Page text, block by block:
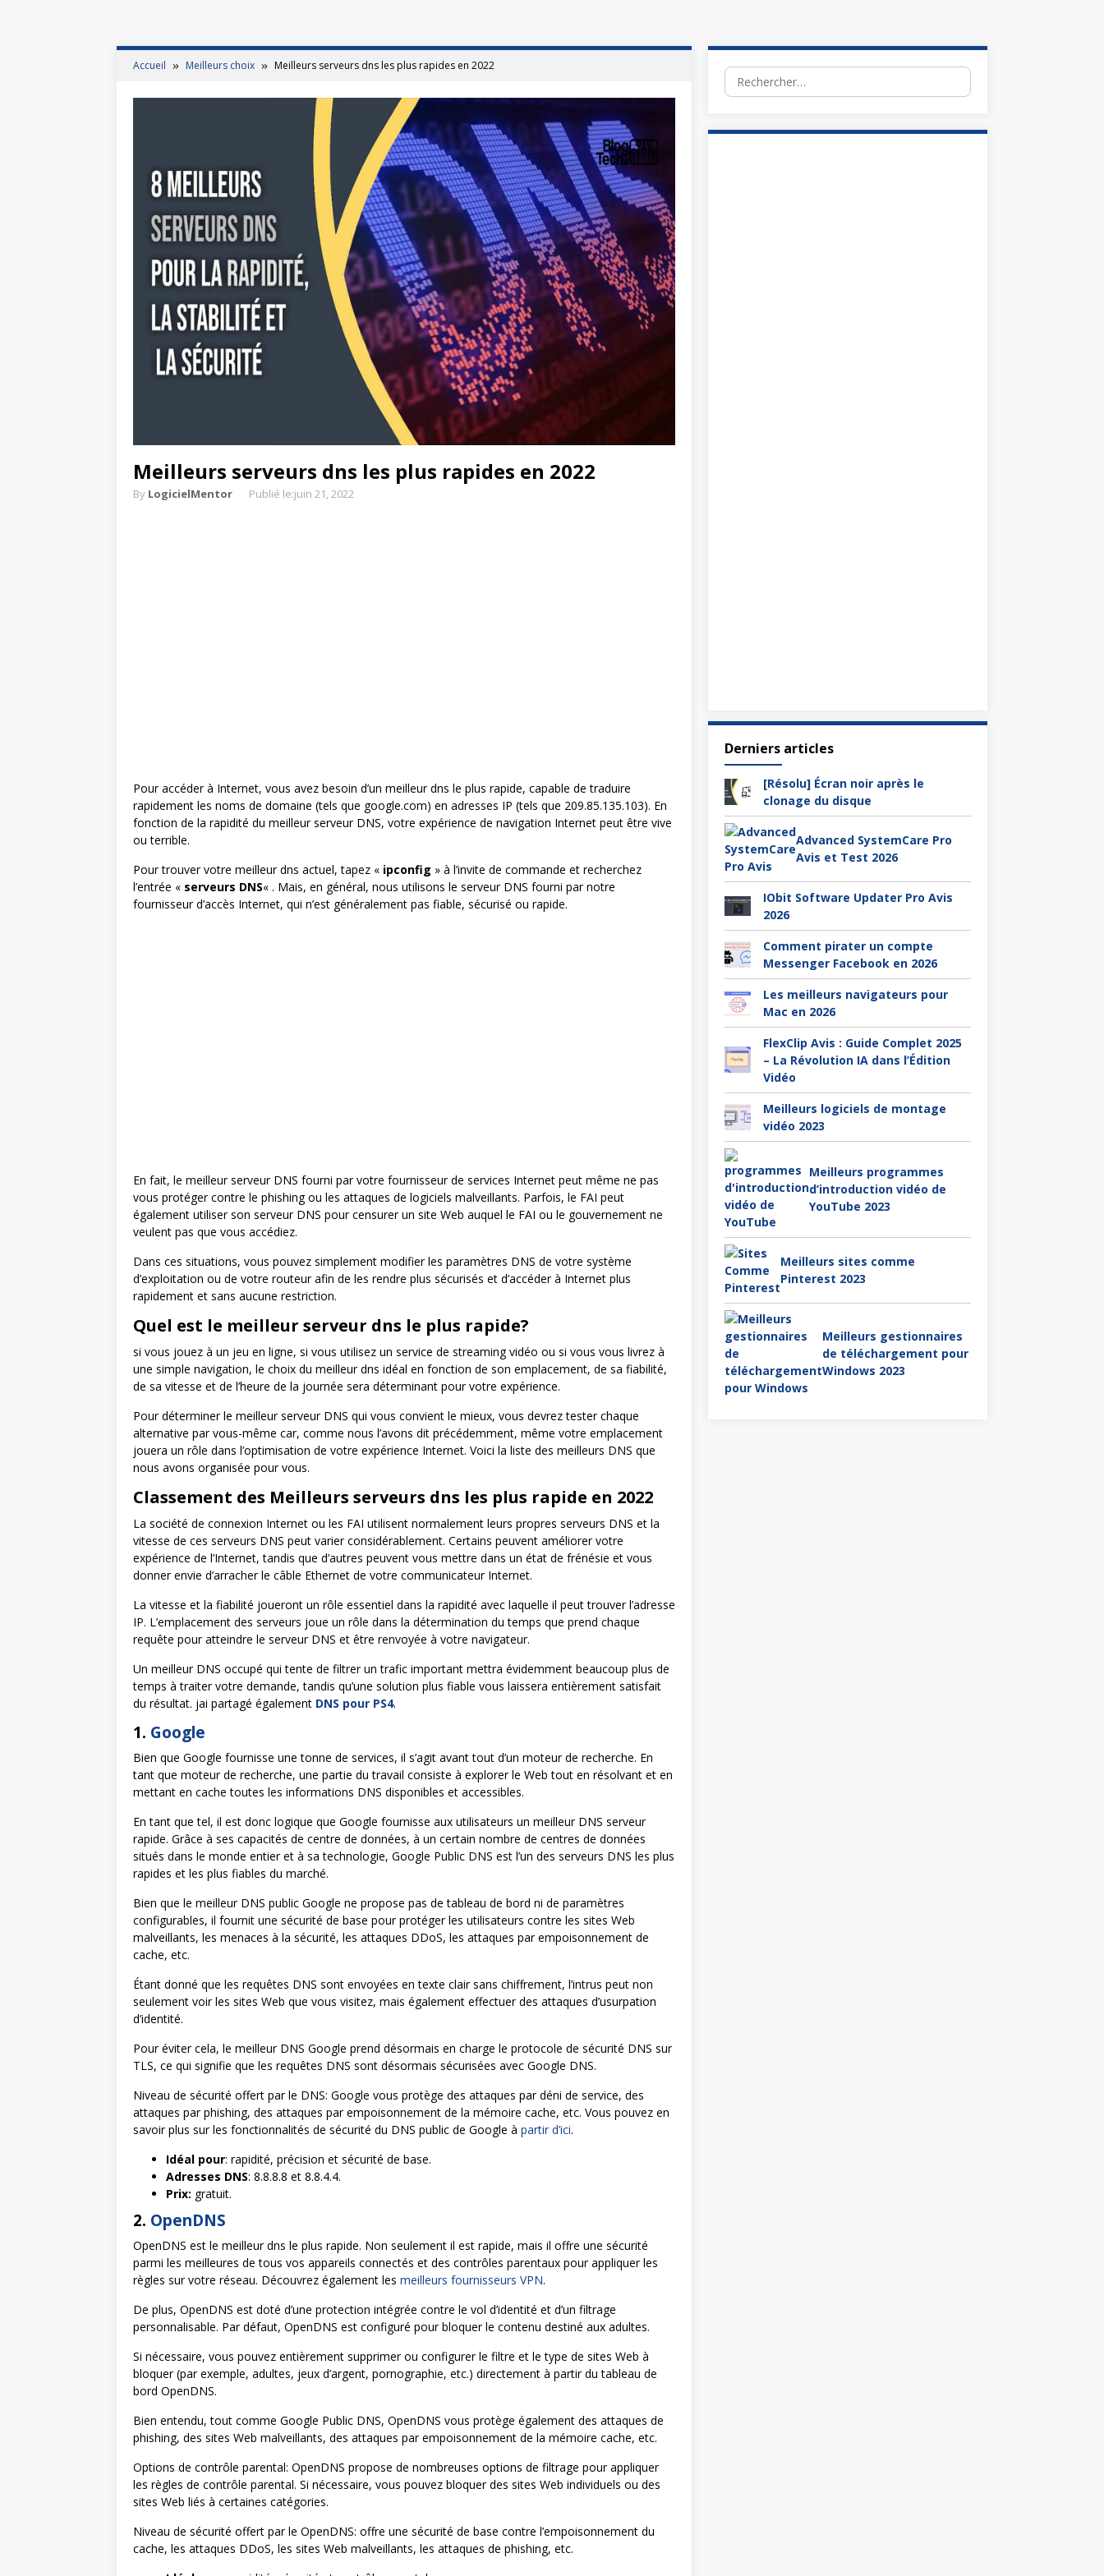
Accueil Meilleurs choix Meilleurs serveurs dns les plus rapides en 2022
Meilleurs serveurs dns les plus rapides en 2022
By LogicielMentor Publié le:juin 21, 2022
Pour accéder à Internet, vous avez besoin d’un meilleur dns le plus rapide, capable de traduire
rapidement les noms de domaine (tels que google.com) en adresses IP (tels que 209.85.135.103). En
fonction de la rapidité du meilleur serveur DNS, votre expérience de navigation Internet peut être vive
ou terrible.
Pour trouver votre meilleur dns actuel, tapez « ipconfig » à l’invite de commande et recherchez
l’entrée « serveurs DNS« . Mais, en général, nous utilisons le serveur DNS fourni par notre
fournisseur d’accès Internet, qui n’est généralement pas fiable, sécurisé ou rapide.
En fait, le meilleur serveur DNS fourni par votre fournisseur de services Internet peut même ne pas
vous protéger contre le phishing ou les attaques de logiciels malveillants. Parfois, le FAI peut
également utiliser son serveur DNS pour censurer un site Web auquel le FAI ou le gouvernement ne
veulent pas que vous accédiez.
Dans ces situations, vous pouvez simplement modifier les paramètres DNS de votre système
d’exploitation ou de votre routeur afin de les rendre plus sécurisés et d’accéder à Internet plus
rapidement et sans aucune restriction.
Quel est le meilleur serveur dns le plus rapide?
si vous jouez à un jeu en ligne, si vous utilisez un service de streaming vidéo ou si vous vous livrez à
une simple navigation, le choix du meilleur dns idéal en fonction de son emplacement, de sa fiabilité,
de sa vitesse et de l’heure de la journée sera déterminant pour votre expérience.
Pour déterminer le meilleur serveur DNS qui vous convient le mieux, vous devrez tester chaque
alternative par vous-même car, comme nous l’avons dit précédemment, même votre emplacement
jouera un rôle dans l’optimisation de votre expérience Internet. Voici la liste des meilleurs DNS que
nous avons organisée pour vous.
Classement des Meilleurs serveurs dns les plus rapide en 2022
La société de connexion Internet ou les FAI utilisent normalement leurs propres serveurs DNS et la
vitesse de ces serveurs DNS peut varier considérablement. Certains peuvent améliorer votre
expérience de l’Internet, tandis que d’autres peuvent vous mettre dans un état de frénésie et vous
donner envie d’arracher le câble Ethernet de votre communicateur Internet.
La vitesse et la fiabilité joueront un rôle essentiel dans la rapidité avec laquelle il peut trouver l’adresse
IP. L’emplacement des serveurs joue un rôle dans la détermination du temps que prend chaque
requête pour atteindre le serveur DNS et être renvoyée à votre navigateur.
Un meilleur DNS occupé qui tente de filtrer un trafic important mettra évidemment beaucoup plus de
temps à traiter votre demande, tandis qu’une solution plus fiable vous laissera entièrement satisfait
du résultat. jai partagé également DNS pour PS4.
1. Google
Bien que Google fournisse une tonne de services, il s’agit avant tout d’un moteur de recherche. En
tant que moteur de recherche, une partie du travail consiste à explorer le Web tout en résolvant et en
mettant en cache toutes les informations DNS disponibles et accessibles.
En tant que tel, il est donc logique que Google fournisse aux utilisateurs un meilleur DNS serveur
rapide. Grâce à ses capacités de centre de données, à un certain nombre de centres de données
situés dans le monde entier et à sa technologie, Google Public DNS est l’un des serveurs DNS les plus
rapides et les plus fiables du marché.
Bien que le meilleur DNS public Google ne propose pas de tableau de bord ni de paramètres
configurables, il fournit une sécurité de base pour protéger les utilisateurs contre les sites Web
malveillants, les menaces à la sécurité, les attaques DDoS, les attaques par empoisonnement de
cache, etc.
Étant donné que les requêtes DNS sont envoyées en texte clair sans chiffrement, l’intrus peut non
seulement voir les sites Web que vous visitez, mais également effectuer des attaques d’usurpation
d’identité.
Pour éviter cela, le meilleur DNS Google prend désormais en charge le protocole de sécurité DNS sur
TLS, ce qui signifie que les requêtes DNS sont désormais sécurisées avec Google DNS.
Niveau de sécurité offert par le DNS: Google vous protège des attaques par déni de service, des
attaques par phishing, des attaques par empoisonnement de la mémoire cache, etc. Vous pouvez en
savoir plus sur les fonctionnalités de sécurité du DNS public de Google à partir d’ici.
Idéal pour: rapidité, précision et sécurité de base.
Adresses DNS: 8.8.8.8 et 8.8.4.4.
Prix: gratuit.
2. OpenDNS
OpenDNS est le meilleur dns le plus rapide. Non seulement il est rapide, mais il offre une sécurité
parmi les meilleures de tous vos appareils connectés et des contrôles parentaux pour appliquer les
règles sur votre réseau. Découvrez également les meilleurs fournisseurs VPN.
De plus, OpenDNS est doté d’une protection intégrée contre le vol d’identité et d’un filtrage
personnalisable. Par défaut, OpenDNS est configuré pour bloquer le contenu destiné aux adultes.
Si nécessaire, vous pouvez entièrement supprimer ou configurer le filtre et le type de sites Web à
bloquer (par exemple, adultes, jeux d’argent, pornographie, etc.) directement à partir du tableau de
bord OpenDNS.
Bien entendu, tout comme Google Public DNS, OpenDNS vous protège également des attaques de
phishing, des sites Web malveillants, des attaques par empoisonnement de la mémoire cache, etc.
Options de contrôle parental: OpenDNS propose de nombreuses options de filtrage pour appliquer
les règles de contrôle parental. Si nécessaire, vous pouvez bloquer des sites Web individuels ou des
sites Web liés à certaines catégories.
Niveau de sécurité offert par le OpenDNS: offre une sécurité de base contre l’empoisonnement du
cache, les attaques DDoS, les sites Web malveillants, les attaques de phishing, etc.
Rechercher :
Derniers articles
[Résolu] Écran noir après le
clonage du disque
Advanced SystemCare Pro
Avis et Test 2026
IObit Software Updater Pro Avis
2026
Comment pirater un compte
Messenger Facebook en 2026
Les meilleurs navigateurs pour
Mac en 2026
FlexClip Avis : Guide Complet 2025
– La Révolution IA dans l’Édition
Vidéo
Meilleurs logiciels de montage
vidéo 2023
Meilleurs programmes
d’introduction vidéo de
YouTube 2023
Meilleurs sites comme
Pinterest 2023
Meilleurs gestionnaires
de téléchargement pour
Windows 2023